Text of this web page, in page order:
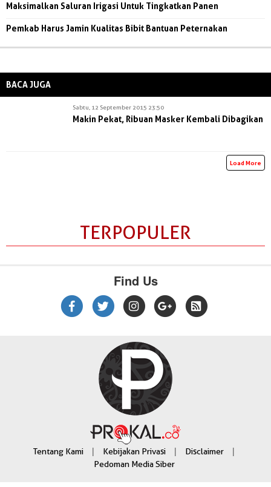
Maksimalkan Saluran Irigasi Untuk Tingkatkan Panen
Pemkab Harus Jamin Kualitas Bibit Bantuan Peternakan
BACA JUGA
Sabtu, 12 September 2015 23:50
Makin Pekat, Ribuan Masker Kembali Dibagikan
Load More
TERPOPULER
Find Us
Tentang Kami | Kebijakan Privasi | Disclaimer |
Pedoman Media Siber